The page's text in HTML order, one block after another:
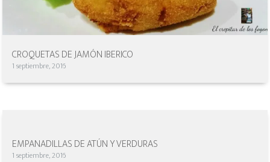
CROQUETAS DE JAMÓN IBERICO
1 septiembre, 2016
EMPANADILLAS DE ATÚN Y VERDURAS
1 septiembre, 2016